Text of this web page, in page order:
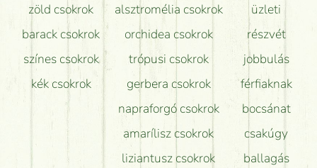
zöld csokrok
barack csokrok
színes csokrok
kék csokrok
alsztromélia csokrok
orchidea csokrok
trópusi csokrok
gerbera csokrok
napraforgó csokrok
amarílisz csokrok
liziantusz csokrok
üzleti
részvét
jobbulás
férfiaknak
bocsánat
csakúgy
ballagás